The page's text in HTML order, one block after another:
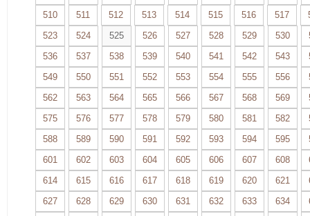
510
511 512 513 514 515 516 517
523
524 525 526 527 528 529 530
536
537 538 539 540 541 542 543
549
550 551 552 553 554 555 556
562
563 564 565 566 567 568 569
575
576 577 578 579 580 581 582
588
589 590 591 592 593 594 595
601
602 603 604 605 606 607 608
614
615 616 617 618 619 620 621
627
628 629 630 631 632 633 634